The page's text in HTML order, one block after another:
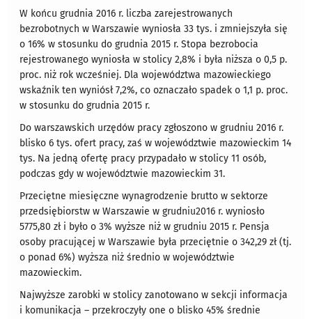
W końcu grudnia 2016 r. liczba zarejestrowanych
bezrobotnych w Warszawie wyniosła 33 tys. i zmniejszyła się
o 16% w stosunku do grudnia 2015 r. Stopa bezrobocia
rejestrowanego wyniosła w stolicy 2,8% i była niższa o 0,5 p.
proc. niż rok wcześniej. Dla województwa mazowieckiego
wskaźnik ten wyniósł 7,2%, co oznaczało spadek o 1,1 p. proc.
w stosunku do grudnia 2015 r.
Do warszawskich urzędów pracy zgłoszono w grudniu 2016 r.
blisko 6 tys. ofert pracy, zaś w województwie mazowieckim 14
tys. Na jedną ofertę pracy przypadało w stolicy 11 osób,
podczas gdy w województwie mazowieckim 31.
Przeciętne miesięczne wynagrodzenie brutto w sektorze
przedsiębiorstw w Warszawie w grudniu2016 r. wyniosło
5775,80 zł i było o 3% wyższe niż w grudniu 2015 r. Pensja
osoby pracującej w Warszawie była przeciętnie o 342,29 zł (tj.
o ponad 6%) wyższa niż średnio w województwie
mazowieckim.
Najwyższe zarobki w stolicy zanotowano w sekcji informacja
i komunikacja – przekroczyły one o blisko 45% średnie